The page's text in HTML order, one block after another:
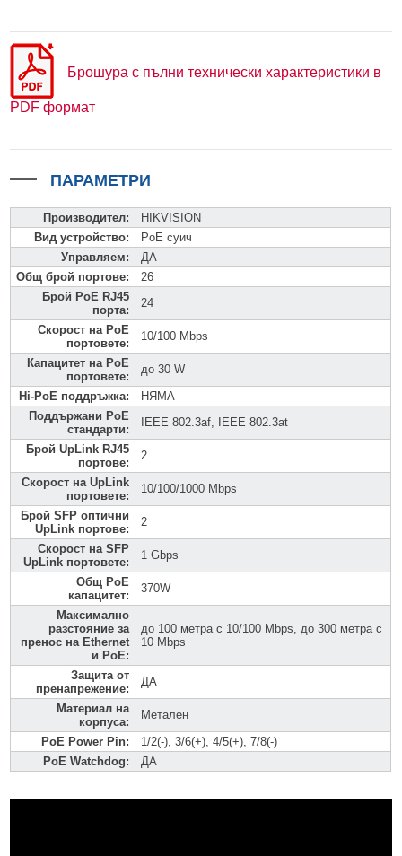
Брошура с пълни технически характеристики в
PDF формат
ПАРАМЕТРИ
Производител:
HIKVISION
Вид устройство:
PoE суич
Управляем:
ДА
Общ брой портове:
26
Брой PoE RJ45
порта:
24
Скорост на PoE
портовете:
10/100 Mbps
Капацитет на PoE
портовете:
до 30 W
Hi-PoE поддръжка:
НЯМА
Поддържани PoE
стандарти:
IEEE 802.3af, IEEE 802.3at
Брой UpLink RJ45
портове:
2
Скорост на UpLink
портовете:
10/100/1000 Mbps
Брой SFP оптични
UpLink портове:
2
Скорост на SFP
UpLink портовете:
1 Gbps
Общ PoE
капацитет:
370W
Максимално
разстояние за
пренос на Ethernet
и PoE:
до 100 метра с 10/100 Mbps, до 300 метра с
10 Mbps
Защита от
пренапрежение:
ДА
Материал на
корпуса:
Метален
PoE Power Pin:
1/2(-), 3/6(+), 4/5(+), 7/8(-)
PoE Watchdog: ДА